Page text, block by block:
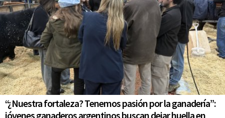
“¿Nuestra fortaleza? Tenemos pasión por la ganadería”:
jóvenes ganaderos argentinos buscan dejar huella en